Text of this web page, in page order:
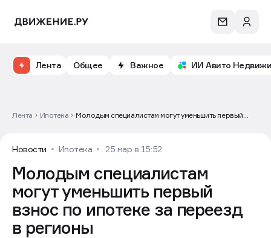
Лента Общее Важное ИИ Авито
Лента Ипотека
Молодым специалистам могут уменьшить первый
Новости Ипотека 25 мар в 15:52
Молодым специалистам
могут уменьшить первый
взнос по ипотеке за переезд
в регионы